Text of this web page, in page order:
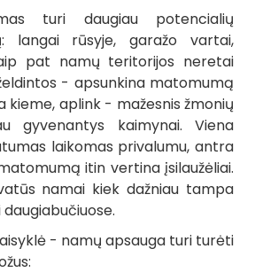
turi daugiau potencialių
langai rūsyje, garažo vartai,
pat namų teritorijos neretai
- apsunkina matomumą
kieme, aplink - mažesnis žmonių
gyvenantys kaimynai. Viena
laikomas privalumu, antra
itin vertina įsilaužėliai.
namai kiek dažniau tampa
- namų apsauga turi turėti